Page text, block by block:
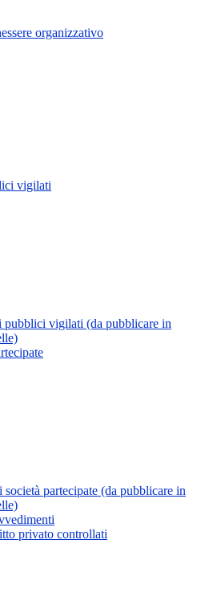
organizzativo
vigilati
pubblici vigilati (da pubblicare in
società partecipate (da pubblicare in
privato controllati